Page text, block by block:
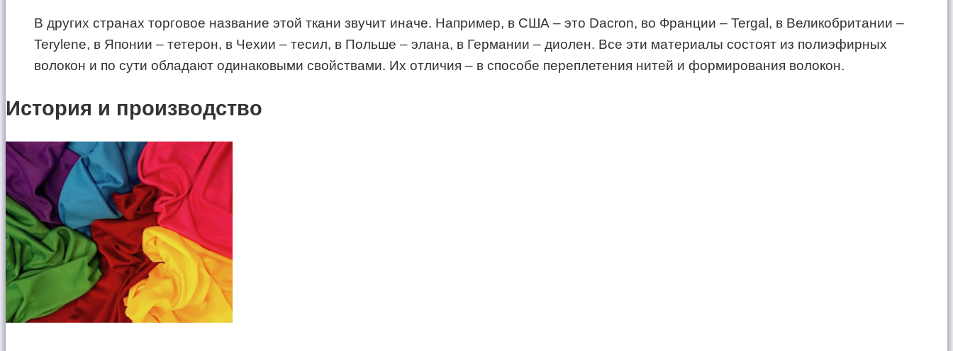
В других странах торговое название этой ткани звучит иначе. Например, в США – это Dacron, во Франции – Tergal, в Великобритании –
Terylene, в Японии – тетерон, в Чехии – тесил, в Польше – элана, в Германии – диолен. Все эти материалы состоят из полиэфирных
волокон и по сути обладают одинаковыми свойствами. Их отличия – в способе переплетения нитей и формирования волокон.
История и производство